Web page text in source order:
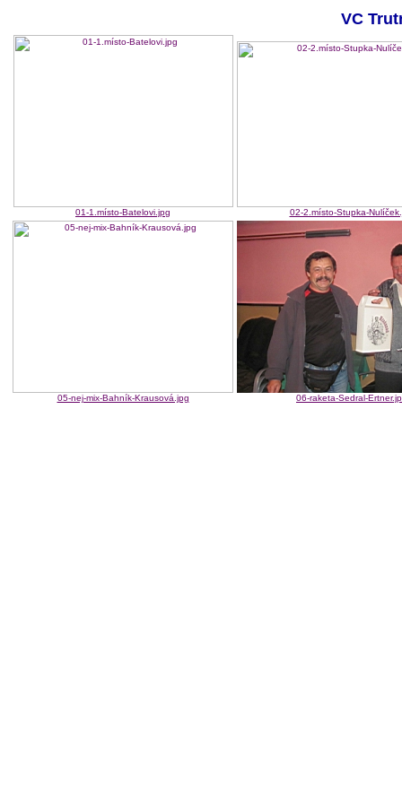
VC
01-1.místo-Batelovi.jpg 02-2.místo-Stupka-
05-nej-mix-Bahník-Krausová.jpg 06-raketa-Sedral-